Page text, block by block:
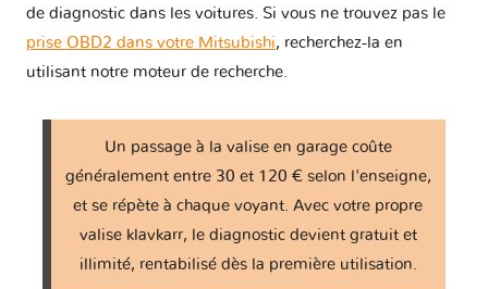
de diagnostic dans les voitures. Si vous ne trouvez pas le
prise OBD2 dans votre Mitsubishi, recherchez-la en
utilisant notre moteur de recherche.
Un passage à la valise en garage coûte
généralement entre 30 et 120 € selon l'enseigne,
et se répète à chaque voyant. Avec votre propre
valise klavkarr, le diagnostic devient gratuit et
illimité, rentabilisé dès la première utilisation.